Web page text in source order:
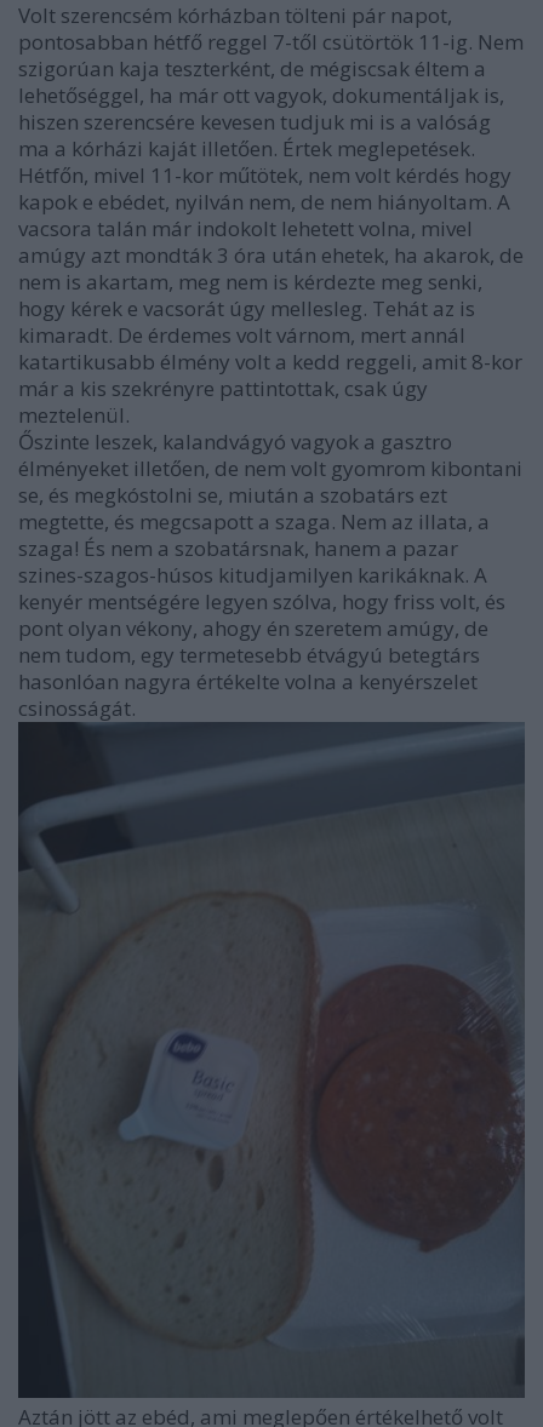
Volt szerencsém kórházban tölteni pár napot,
pontosabban hétfő reggel 7-től csütörtök 11-ig. Nem
szigorúan kaja teszterként, de mégiscsak éltem a
lehetőséggel, ha már ott vagyok, dokumentáljak is,
hiszen szerencsére kevesen tudjuk mi is a valóság
ma a kórházi kaját illetően. Értek meglepetések.
Hétfőn, mivel 11-kor műtötek, nem volt kérdés hogy
kapok e ebédet, nyilván nem, de nem hiányoltam. A
vacsora talán már indokolt lehetett volna, mivel
amúgy azt mondták 3 óra után ehetek, ha akarok, de
nem is akartam, meg nem is kérdezte meg senki,
hogy kérek e vacsorát úgy mellesleg. Tehát az is
kimaradt. De érdemes volt várnom, mert annál
katartikusabb élmény volt a kedd reggeli, amit 8-kor
már a kis szekrényre pattintottak, csak úgy
meztelenül.
Őszinte leszek, kalandvágyó vagyok a gasztro
élményeket illetően, de nem volt gyomrom kibontani
se, és megkóstolni se, miután a szobatárs ezt
megtette, és megcsapott a szaga. Nem az illata, a
szaga! És nem a szobatársnak, hanem a pazar
szines-szagos-húsos kitudjamilyen karikáknak. A
kenyér mentségére legyen szólva, hogy friss volt, és
pont olyan vékony, ahogy én szeretem amúgy, de
nem tudom, egy termetesebb étvágyú betegtárs
hasonlóan nagyra értékelte volna a kenyérszelet
csinosságát.
Aztán jött az ebéd, ami meglepően értékelhető volt